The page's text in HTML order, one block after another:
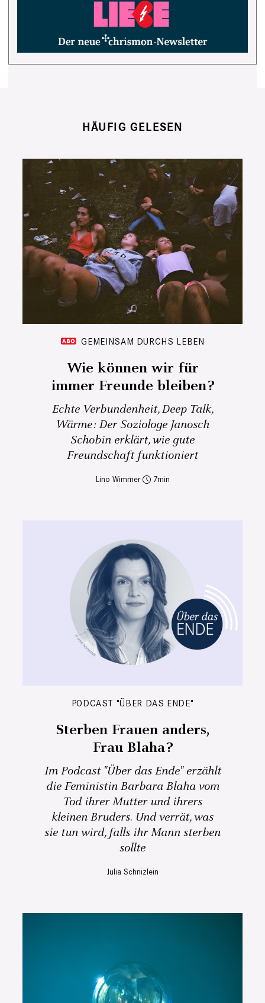
HÄUFIG GELESEN
GEMEINSAM DURCHS LEBEN
Wie können wir für
immer Freunde bleiben?
Echte Verbundenheit, Deep Talk,
Wärme: Der Soziologe Janosch
Schobin erklärt, wie gute
Freundschaft funktioniert
Lino Wimmer 7
PODCAST "ÜBER DAS ENDE"
Sterben Frauen anders,
Frau Blaha?
Im Podcast "Über das Ende" erzählt
die Feministin Barbara Blaha vom
Tod ihrer Mutter und ihrers
kleinen Bruders. Und verrät, was
sie tun wird, falls ihr Mann sterben
sollte
Julia Schnizlein